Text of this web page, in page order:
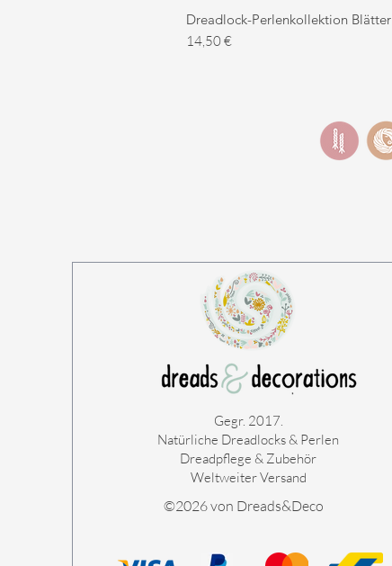
Dreadlock-Perlenkollektion Blätter
Preis
14,50 €
Gegr. 2017.
Natürliche Dreadlocks & Perlen
Dreadpflege & Zubehör
Weltweiter Versand
©2026 von Dreads&Deco